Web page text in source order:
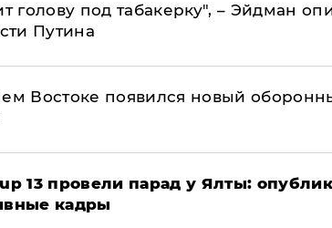
голову под табакерку", – Эйдман
Путина
Востоке появился новый
13 провели парад у Ялты:
кадры